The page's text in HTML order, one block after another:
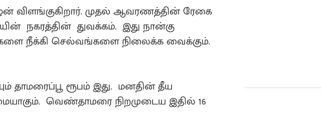
விளங்குகிறார். முதல் ஆவரணத்தின் ரேகை
யின் நகரத்தின் துவக்கம். இது நான்கு
நீக்கி செல்வங்களை நிலைக்க வைக்கும்.
தாமரைப்பூ ரூபம் இது. மனதின் தீய
வெண்தாமரை நிறமுடைய இதில் 16